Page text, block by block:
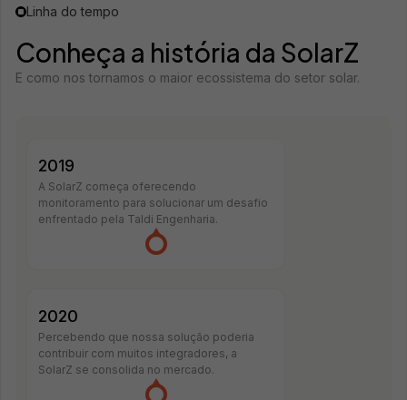
Linha do tempo
Conheça a história da SolarZ
E como nos tornamos o maior ecossistema do setor solar.
2019
A SolarZ começa oferecendo
monitoramento para solucionar um desafio
enfrentado pela Taldi Engenharia.
2020
Percebendo que nossa solução poderia
contribuir com muitos integradores, a
SolarZ se consolida no mercado.